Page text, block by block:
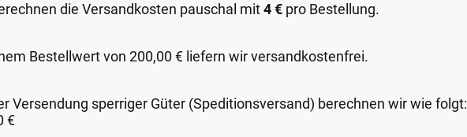
die Versandkosten pauschal mit4 € pro Bestellung.
Bestellwert von 200,00 € liefern wir versandkostenfrei.
Versendung sperriger Güter (Speditionsversand) berechnen wir wie folgt:
€